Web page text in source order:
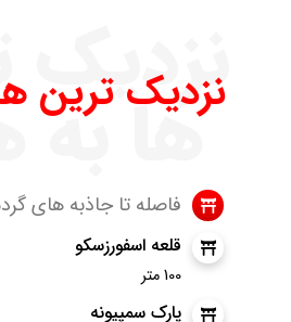
نزدیک
ها به
نزدیک ترین
فاصله تا جاذبه های
قلعه اسفورزسکو
100 متر
پارک سمپیونه